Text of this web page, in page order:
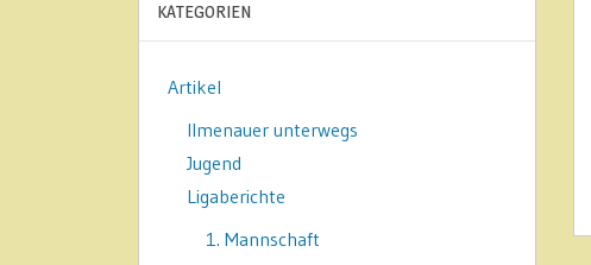
KATEGORIEN
Artikel
Ilmenauer unterwegs
Jugend
Ligaberichte
1. Mannschaft